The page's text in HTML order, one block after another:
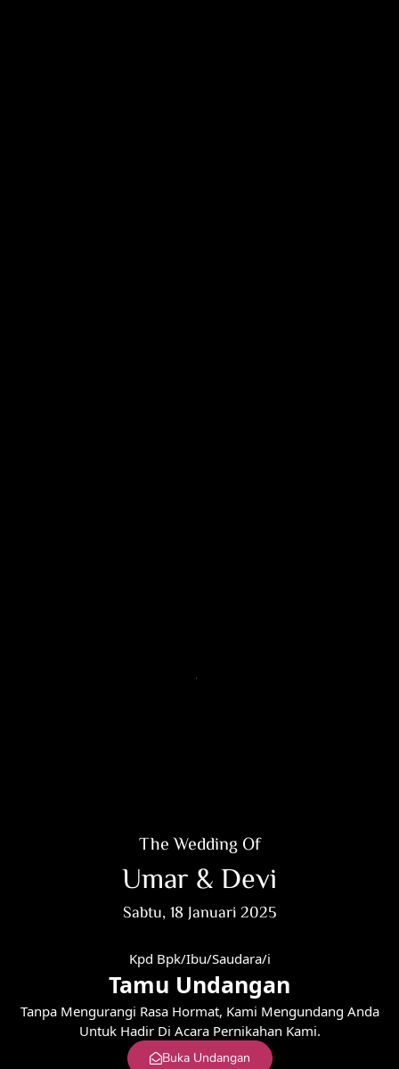
The Wedding Of
Umar & Devi
Sabtu, 18 Januari 2025
Kpd Bpk/Ibu/Saudara/i
Tamu Undangan
Tanpa Mengurangi Rasa Hormat, Kami Mengundang Anda
Untuk Hadir Di Acara Pernikahan Kami.
Buka Undangan